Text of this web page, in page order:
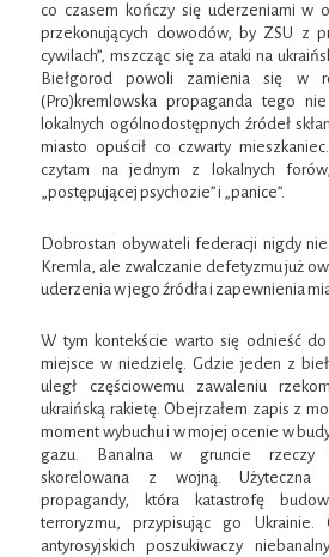
co czasem kończy się uderzeniami w
przekonujących dowodów, by ZSU z
cywilach”, mszcząc się za ataki na
Biełgorod powoli zamienia się w
(Pro)kremlowska propaganda tego
lokalnych ogólnodostępnych źródeł
miasto opuścił co czwarty
czytam na jednym z lokalnych
„postępującej psychozie” i „panice”.
Dobrostan obywateli federacji nigdy
Kremla, ale zwalczanie defetyzmu już
uderzenia w jego źródła i zapewnienia
W tym kontekście warto się odnieść
miejsce w niedzielę. Gdzie jeden z
uległ częściowemu zawaleniu
ukraińską rakietę. Obejrzałem zapis z
moment wybuchu i w mojej ocenie w
gazu. Banalna w gruncie rzeczy
skorelowana z wojną. Użyteczna
propagandy, która katastrofę
terroryzmu, przypisując go Ukrainie.
antyrosyjskich poszukiwaczy